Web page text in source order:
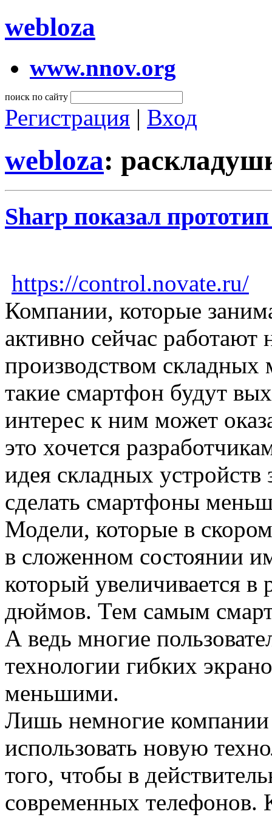
webloza
www.nnov.org
поиск по сайту
Регистрация | Вход
webloza:
Sharp показал
https://control.novate.ru/
Компании, которые
активно сейчас работают
производством
такие смартфон будут
интерес к ним может
это хочется
идея складных
сделать смартфоны
Модели, которые в
в сложенном состоянии
который увеличивается
дюймов. Тем самым
А ведь многие
технологии гибких
меньшими.
Лишь немногие
использовать новую
того, чтобы в
современных телефонов.